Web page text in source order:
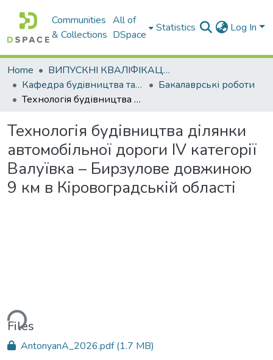
Communities
& Collections
All of
DSpace
Statistics Log In
Home
ВИПУСКНІ КВАЛІФІКАЦІЙНІ РОБОТИ
Кафедра будiвництва та експлуатацiї автомобiльних дорiг
Бакалаврські роботи
Технологія будівництва ділянки автомобільної дороги IV категорії Валуївка – Бирзулове довжиною 9 км в Кіровоградській області
Технологія будівництва ділянки
автомобільної дороги IV категорії
Валуївка – Бирзулове довжиною
9 км в Кіровоградській області
Files
AntonyanA_2026.pdf(1.7 MB)